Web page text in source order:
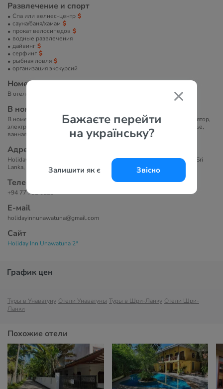
Бажаєте перейти
на українську?
Залишити як є Звісно
Развлечение и спорт
Спа или велнес-центр
сауна/баня/хамам
прокат велосипедов
водные развлечения
дайвинг
серфинг
рыбная ловля
организация экскурсий
Номера
В отеле 9 номеров. Есть семейные номера.
В номерах
В номерах двуспальные кровати, противомоскитные сетки, вентилятор,
электрические розетки, бесплатный Wi-Fi, чистое постельное белье,
ванная комната с горячим душем и туалетом
Адрес
Holiday Inn Unawatuna, No 301, Peellagoda Unawatuna, Unawatuna, Sri
Lanka, 80600
Телефоны
+94 77 792 0223
Е-маil
holidayinnunawatuna@gmail.com
Сайт
Holiday Inn Unawatuna 2*
График цен
Туры в Унаватуну Отели Унаватуны Туры в Шри-Ланку Отели Шри-
Ланки
Похожие отели